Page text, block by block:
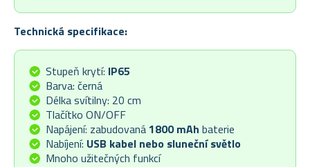
Technická specifikace:
Stupeň krytí: IP65
Barva: černá
Délka svítilny: 20 cm
Tlačítko ON/OFF
Napájení: zabudovaná 1800 mAh baterie
Nabíjení: USB kabel nebo sluneční světlo
Mnoho užitečných funkcí